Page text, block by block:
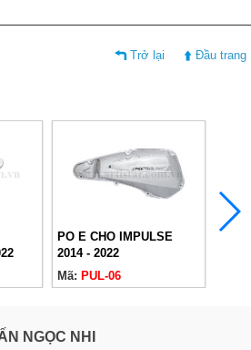
Trở lại Đầu trang
PO E CHO IMPULSE
2014 - 2022
Mã: PUL-06
NGỌC NHI